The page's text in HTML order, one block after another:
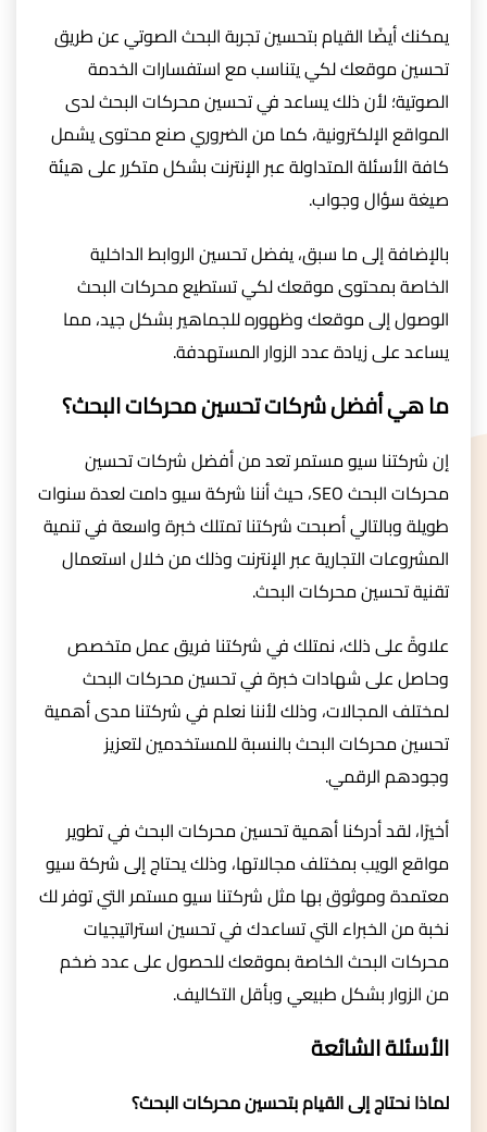
يمكنك أيضًا القيام بتحسين تجربة البحث الصوتي عن طريق
تحسين موقعك لكي يتناسب مع استفسارات الخدمة
الصوتية؛ لأن ذلك يساعد في تحسين محركات البحث لدى
المواقع الإلكترونية، كما من الضروري صنع محتوى يشمل
كافة الأسئلة المتداولة عبر الإنترنت بشكل متكرر على هيئة
صيغة سؤال وجواب.
بالإضافة إلى ما سبق، يفضل تحسين الروابط الداخلية
الخاصة بمحتوى موقعك لكي تستطيع محركات البحث
الوصول إلى موقعك وظهوره للجماهير بشكل جيد، مما
يساعد على زيادة عدد الزوار المستهدفة.
ما هي أفضل شركات تحسين محركات البحث؟
إن شركتنا سيو مستمر تعد من أفضل شركات تحسين
محركات البحث SEO، حيث أننا شركة سيو دامت لعدة سنوات
طويلة وبالتالي أصبحت شركتنا تمتلك خبرة واسعة في تنمية
المشروعات التجارية عبر الإنترنت وذلك من خلال استعمال
تقنية تحسين محركات البحث.
علاوةً على ذلك، نمتلك في شركتنا فريق عمل متخصص
وحاصل على شهادات خبرة في تحسين محركات البحث
لمختلف المجالات، وذلك لأننا نعلم في شركتنا مدى أهمية
تحسين محركات البحث بالنسبة للمستخدمين لتعزيز
وجودهم الرقمي.
أخيرًا، لقد أدركنا أهمية تحسين محركات البحث في تطوير
مواقع الويب بمختلف مجالاتها، وذلك يحتاج إلى شركة سيو
معتمدة وموثوق بها مثل شركتنا سيو مستمر التي توفر لك
نخبة من الخبراء التي تساعدك في تحسين استراتيجيات
محركات البحث الخاصة بموقعك للحصول على عدد ضخم
من الزوار بشكل طبيعي وبأقل التكاليف.
الأسئلة الشائعة
لماذا نحتاج إلى القيام بتحسين محركات البحث؟